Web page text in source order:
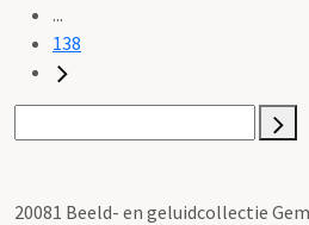
...
138
20081 Beeld- en geluidcollectie